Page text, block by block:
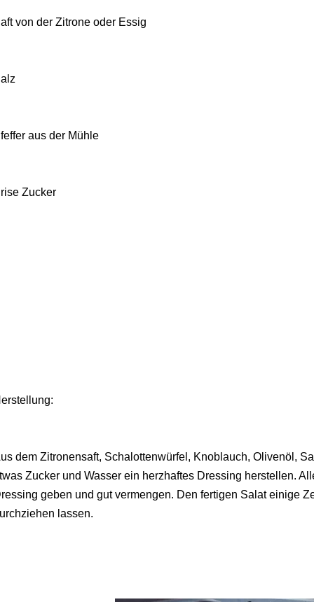
von der Zitrone oder Essig
aus der Mühle
Zucker
dem Zitronensaft, Schalottenwürfel, Knoblauch, Olivenöl,
Zucker und Wasser ein herzhaftes Dressing herstellen.
geben und gut vermengen. Den fertigen Salat einige
lassen.